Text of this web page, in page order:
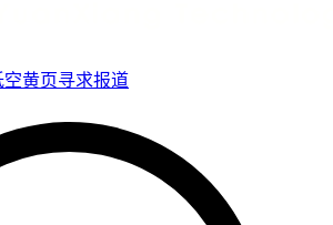
空黄页寻求报道